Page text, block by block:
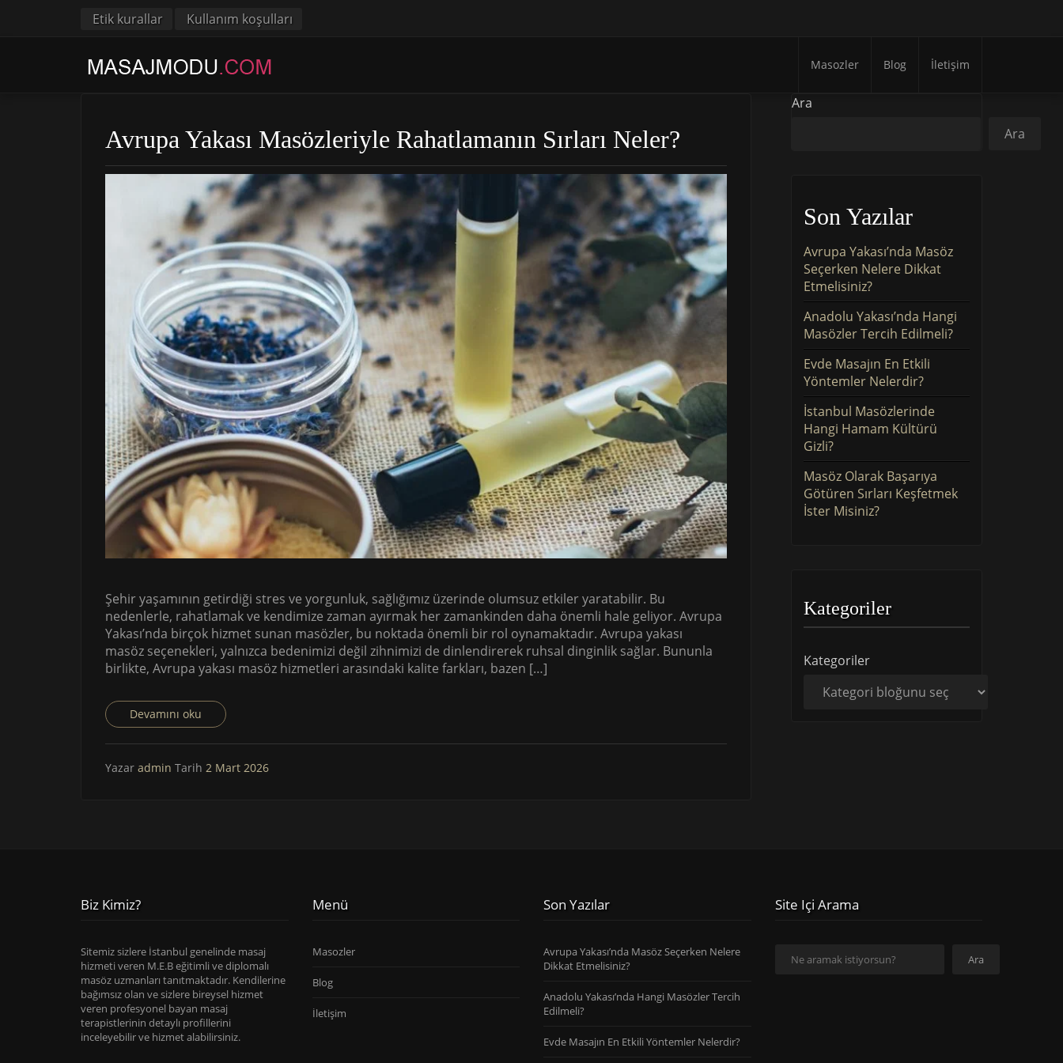
Etik kurallar Kullanım koşulları
Masozler Blog İletişim
Avrupa Yakası Masözleriyle Rahatlamanın Sırları Neler?
Şehir yaşamının getirdiği stres ve yorgunluk, sağlığımız üzerinde olumsuz etkiler yaratabilir. Bu
nedenlerle, rahatlamak ve kendimize zaman ayırmak her zamankinden daha önemli hale geliyor. Avrupa
Yakası’nda birçok hizmet sunan masözler, bu noktada önemli bir rol oynamaktadır. Avrupa yakası
masöz seçenekleri, yalnızca bedenimizi değil zihnimizi de dinlendirerek ruhsal dinginlik sağlar. Bununla
birlikte, Avrupa yakası masöz hizmetleri arasındaki kalite farkları, bazen […]
Devamını oku
Yazar admin Tarih 2 Mart 2026
Ara
Ara
Son Yazılar
Avrupa Yakası’nda Masöz
Seçerken Nelere Dikkat
Etmelisiniz?
Anadolu Yakası’nda Hangi
Masözler Tercih Edilmeli?
Evde Masajın En Etkili
Yöntemler Nelerdir?
İstanbul Masözlerinde
Hangi Hamam Kültürü
Gizli?
Masöz Olarak Başarıya
Götüren Sırları Keşfetmek
İster Misiniz?
Kategoriler
Kategoriler
Biz Kimiz?
Sitemiz sizlere İstanbul genelinde masaj
hizmeti veren M.E.B eğitimli ve diplomalı
masöz uzmanları tanıtmaktadır. Kendilerine
bağımsız olan ve sizlere bireysel hizmet
veren profesyonel bayan masaj
terapistlerinin detaylı profillerini
inceleyebilir ve hizmet alabilirsiniz.
Menü
Masozler
Blog
İletişim
Son Yazılar
Avrupa Yakası’nda Masöz Seçerken Nelere
Dikkat Etmelisiniz?
Anadolu Yakası’nda Hangi Masözler Tercih
Edilmeli?
Evde Masajın En Etkili Yöntemler Nelerdir?
Site Içi Arama
Ara